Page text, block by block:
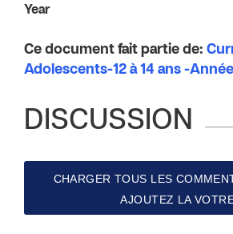
Year
Ce document fait partie de:
Adolescents-12 à 14 ans -Année
DISCUSSION
CHARGER TOUS LES
AJOUTEZ LA